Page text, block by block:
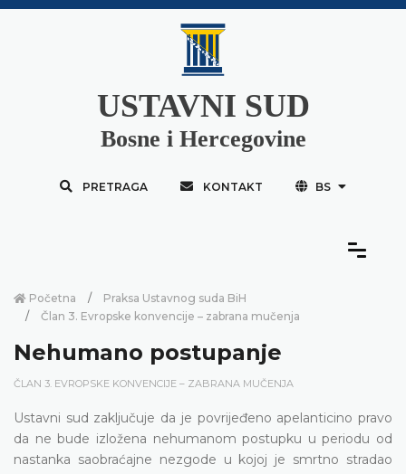
USTAVNI SUD
Bosne i Hercegovine
PRETRAGA KONTAKT BS
Početna
Praksa Ustavnog suda BiH
Član 3. Evropske konvencije – zabrana mučenja
Nehumano postupanje
ČLAN 3. EVROPSKE KONVENCIJE – ZABRANA MUČENJA
Ustavni sud zaključuje da je povrijeđeno apelanticino pravo
da ne bude izložena nehumanom postupku u periodu od
nastanka saobraćajne nezgode u kojoj je smrtno stradao